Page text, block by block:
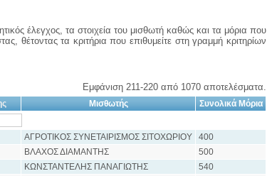
έλεγχος, τα στοιχεία του μισθωτή καθώς και τα μόρια που
θέτοντας τα κριτήρια που επιθυμείτε στη γραμμή κριτηρίων
Εμφάνιση 211-220 από 1070 αποτελέσματα.
Μισθωτής Συνολικά Μόρια
ΑΓΡΟΤΙΚΟΣ ΣΥΝΕΤΑΙΡΙΣΜΟΣ ΣΙΤΟΧΩΡΙΟΥ
400
ΒΛΑΧΟΣ ΔΙΑΜΑΝΤΗΣ
500
ΚΩΝΣΤΑΝΤΕΛΗΣ ΠΑΝΑΓΙΩΤΗΣ
540